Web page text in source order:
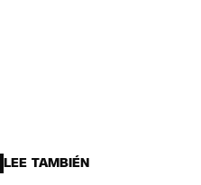
LEE TAMBIÉN